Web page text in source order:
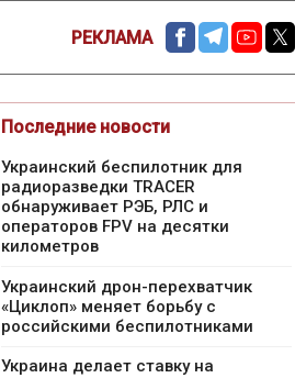
РЕКЛАМА
Последние новости
Украинский беспилотник для
радиоразведки TRACER
обнаруживает РЭБ, РЛС и
операторов FPV на десятки
километров
Украинский дрон-перехватчик
«Циклоп» меняет борьбу с
российскими беспилотниками
Украина делает ставку на